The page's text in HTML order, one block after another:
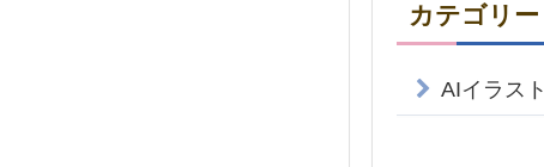
カテゴリー
AIイラスト